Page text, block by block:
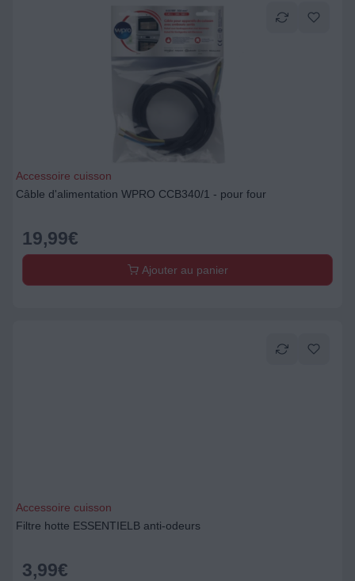
Accessoire cuisson
Câble d'alimentation WPRO CCB340/1 - pour four
19,99€
Ajouter au panier
Accessoire cuisson
Filtre hotte ESSENTIELB anti-odeurs
3,99€